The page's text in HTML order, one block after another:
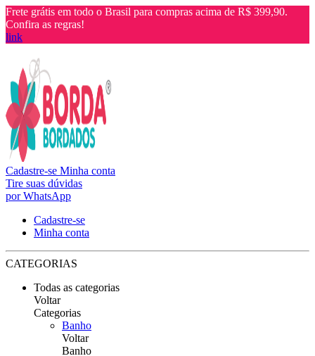
Frete grátis em todo o Brasil para compras acima de R$ 399,90.
Confira as regras!
link
Cadastre-se Minha conta
Tire suas dúvidas
por WhatsApp
Cadastre-se
Minha conta
CATEGORIAS
Todas as categorias
Voltar
Categorias
Banho
Voltar
Banho